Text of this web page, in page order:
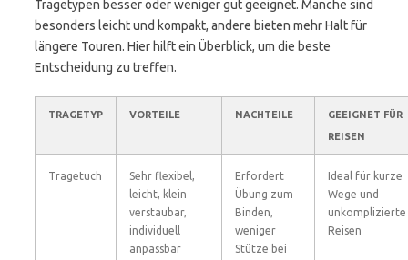
Tragetypen besser oder weniger gut geeignet. Manche sind
besonders leicht und kompakt, andere bieten mehr Halt für
längere Touren. Hier hilft ein Überblick, um die beste
Entscheidung zu treffen.
TRAGETYP VORTEILE NACHTEILE
GEEIGNET FÜR
REISEN
Tragetuch
Sehr flexibel,
leicht, klein
verstaubar,
individuell
anpassbar
Erfordert
Übung zum
Binden,
weniger
Stütze bei
Ideal für kurze
Wege und
unkomplizierte
Reisen